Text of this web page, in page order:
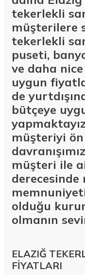
tekerlekli
müşterilere
tekerlekli
puseti,
ve daha
uygun
de
bütçeye
müşteriyi
müşteri ile
derecesinde
olduğu
olmanın
ELAZIĞ
FİYATLARI